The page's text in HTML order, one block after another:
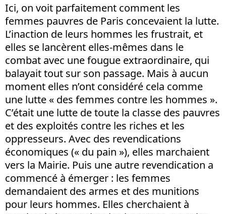
Ici, on voit parfaitement comment les
femmes pauvres de Paris concevaient la lutte.
L’inaction de leurs hommes les frustrait, et
elles se lancèrent elles-mêmes dans le
combat avec une fougue extraordinaire, qui
balayait tout sur son passage. Mais à aucun
moment elles n’ont considéré cela comme
une lutte « des femmes contre les hommes ».
C’était une lutte de toute la classe des pauvres
et des exploités contre les riches et les
oppresseurs. Avec des revendications
économiques (« du pain »), elles marchaient
vers la Mairie. Puis une autre revendication a
commencé à émerger : les femmes
demandaient des armes et des munitions
pour leurs hommes. Elles cherchaient à